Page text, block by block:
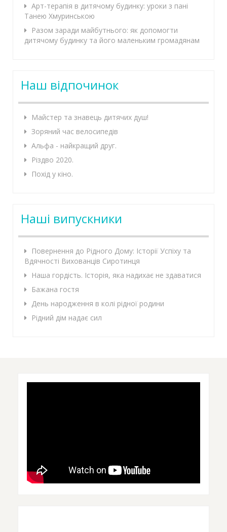
Арт-терапія в дитячому будинку: уроки з пані
Танею Хмуринською
Разом заради майбутнього: як допомогти
дитячому будинку та його маленьким громадянам
Наш відпочинок
Майстер та знавець дитячих душ!
Зоряний час велосипедів
Альфа - найкращий друг.
Різдво 2020.
Похід у кіно.
Наші випускники
Повернення до Рідного Дому: Історії Успіху та
Вдячності Вихованців Сиротинця
Наша гордість. Історія, яка надихає не здаватися
Бажана гостя
День народження в колі рідної родини
Рідний дім надає сил